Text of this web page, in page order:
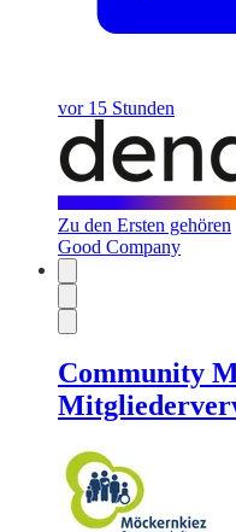
vor 15 Stunden
Zu den Ersten gehören
Good Company
Community